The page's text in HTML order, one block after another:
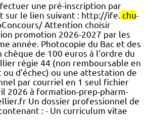
une pré-inscription par
sur le lien suivant : http://ife. chu-
Attention choisir
promotion 2026-2027 par les
année. Photocopie du Bac et des
chèque de 100 euros à l'ordre du
régie 44 (non remboursable en
ou d'échec) ou une attestation de
par courriel en 1 seul fichier
2026 à formation-prep-pharm-
Un dossier professionnel de
: - Un curriculum vitae